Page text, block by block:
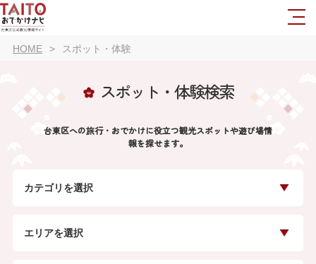
HOME スポット・体験
スポット・体験検索
台東区への旅行・おでかけに役立つ観光スポットや遊び場情
報を探せます。
カテゴリを選択
エリアを選択